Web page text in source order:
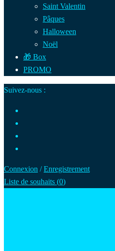
Saint Valentin
Pâques
Halloween
Noël
🎁 Box
PROMO
Suivez-nous :
Connexion /Enregistrement
Liste de souhaits (0)